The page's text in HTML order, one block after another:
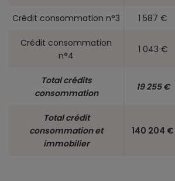
Crédit consommation n°3 1 587 €
Crédit consommation
n°4
1 043 €
Total crédits
consommation
19 255 €
Total crédit
consommation et
immobilier
140 204 €